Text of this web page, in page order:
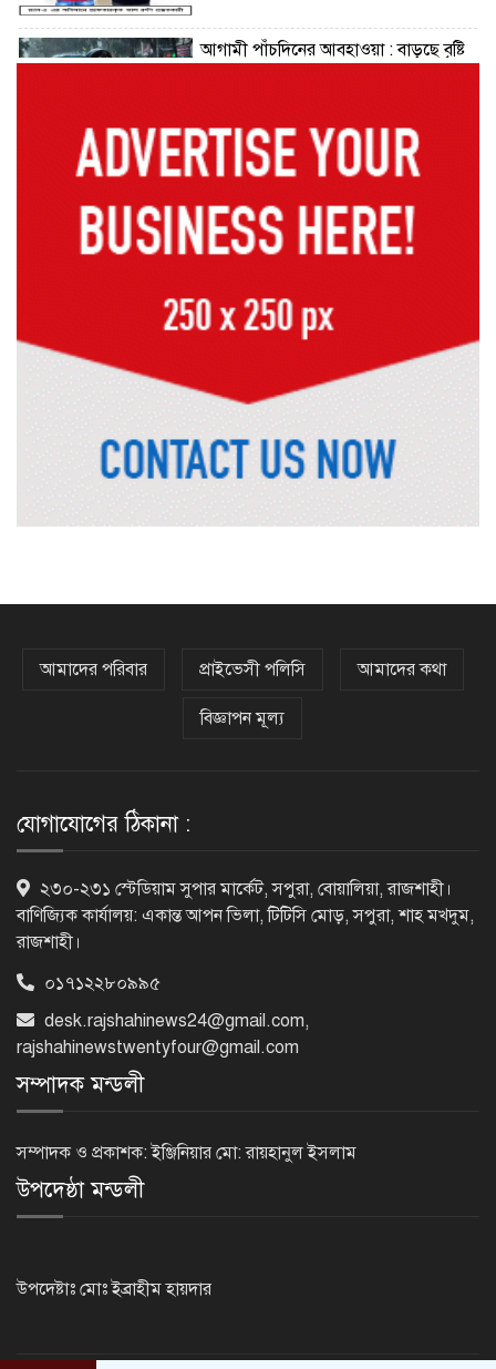
আগামী পাঁচদিনের আবহাওয়া : বাড়ছে বৃষ্টি
কক্সবাজারের মাতারবাড়ী পৌঁছেছেন
মনোনয়নপত্র সংগ্রহ
দিল্লিতে শেখ হাসিনা বিতর্ক: বাংলাদেশ-
অষ্টম শ্রেণি পাসেই পুলিশ একাডেমিতে
পাঁচতলার কার্নিশে আটকা মাদ্রাসাছাত্রীকে
উদ্ধার করল ফায়ার সার্ভিস
রিটনের উপস্থিতিতে মহোৎসব
আমাদের পরিবার প্রাইভেসী পলিসি আমাদের কথা
বিজ্ঞাপন মূল্য
যোগাযোগের ঠিকানা :
২৩০-২৩১ স্টেডিয়াম সুপার মার্কেট, সপুরা, বোয়ালিয়া, রাজশাহী।
বাণিজ্যিক কার্যালয়: একান্ত আপন ভিলা, টিটিসি মোড়, সপুরা, শাহ মখদুম,
রাজশাহী।
০১৭১২২৮০৯৯৫
desk.rajshahinews24@gmail.com,
rajshahinewstwentyfour@gmail.com
সম্পাদক মন্ডলী
সম্পাদক ও প্রকাশক: ইঞ্জিনিয়ার মো: রায়হানুল ইসলাম
উপদেষ্ঠা মন্ডলী
উপদেষ্টাঃ মোঃ ইব্রাহীম হায়দার